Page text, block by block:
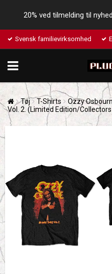
20% ved tilmelding til
Svensk familievirksomhed
Tøj T-Shirts
Ozzy
Vol. 2. (Limited Edition/